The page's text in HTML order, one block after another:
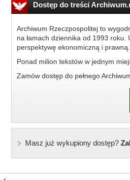
Dostęp do treści
Archiwum Rzeczpospolitej to
na łamach dziennika od 1993 roku.
perspektywę ekonomiczną i prawną.
Ponad milion tekstów w jednym
Zamów dostęp do pełnego
Masz już wykupiony dostęp?